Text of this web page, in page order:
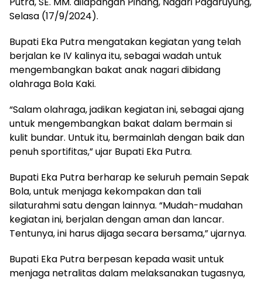
Selasa (17/9/2024).
Bupati Eka Putra mengatakan kegiatan yang telah
berjalan ke IV kalinya itu, sebagai wadah untuk
mengembangkan bakat anak nagari dibidang
olahraga Bola Kaki.
“Salam olahraga, jadikan kegiatan ini, sebagai ajang
untuk mengembangkan bakat dalam bermain si
kulit bundar. Untuk itu, bermainlah dengan baik dan
penuh sportifitas,” ujar Bupati Eka Putra.
Bupati Eka Putra berharap ke seluruh pemain Sepak
Bola, untuk menjaga kekompakan dan tali
silaturahmi satu dengan lainnya. “Mudah-mudahan
kegiatan ini, berjalan dengan aman dan lancar.
Tentunya, ini harus dijaga secara bersama,” ujarnya.
Bupati Eka Putra berpesan kepada wasit untuk
menjaga netralitas dalam melaksanakan tugasnya,